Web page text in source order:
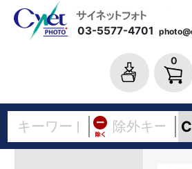
03-5577-4701
0